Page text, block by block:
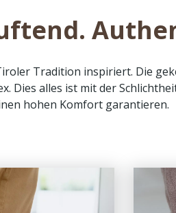
Tradition inspiriert. Die
Dies alles ist mit der
hohen Komfort garantieren.